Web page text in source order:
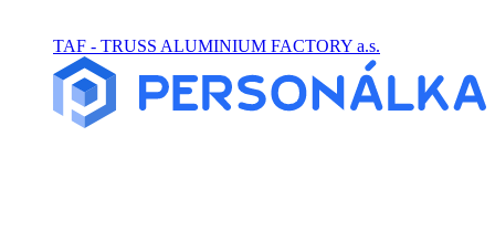
TAF - TRUSS ALUMINIUM FACTORY a.s.